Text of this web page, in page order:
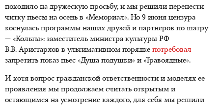
походило на дружескую просьбу, и мы решили перенести
читку пьесы на осень в «Мемориал». Но 9 июня цензура
коснулась программы наших друзей и партнеров по шатру
— «Кольты»: заместитель министра культуры РФ
В.В. Аристархов в ультимативном порядке потребовал
запретить показ пьес «Душа подушки» и «Травоядные».
И хотя вопрос гражданской ответственности и моделях ее
проявления мы продолжаем считать открытым и
остающимся на усмотрение каждого, для себя мы решили